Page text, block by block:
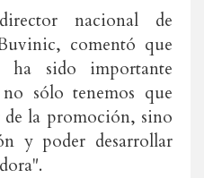
nacional de
comentó que
sido importante
sólo tenemos que
de la promoción, sino
y poder desarrollar